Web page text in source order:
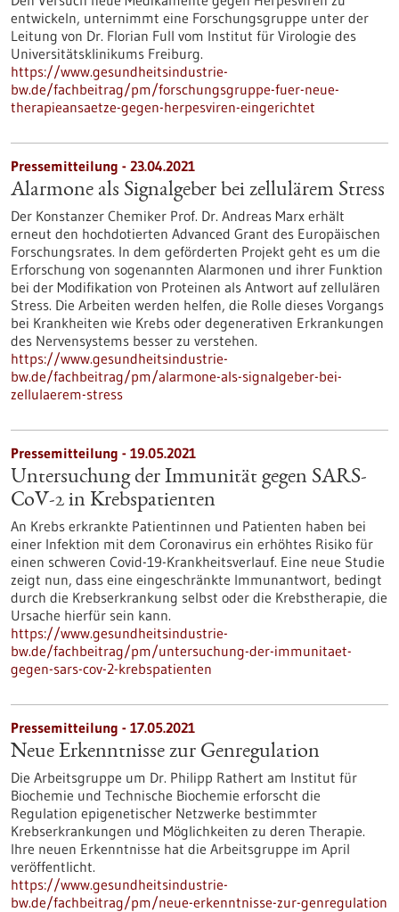
entwickeln, unternimmt eine Forschungsgruppe unter der
Leitung von Dr. Florian Full vom Institut für Virologie des
Universitätsklinikums Freiburg.
https://www.gesundheitsindustrie-
bw.de/fachbeitrag/pm/forschungsgruppe-fuer-neue-
therapieansaetze-gegen-herpesviren-eingerichtet
Pressemitteilung - 23.04.2021
Alarmone als Signalgeber bei zellulärem Stress
Der Konstanzer Chemiker Prof. Dr. Andreas Marx erhält
erneut den hochdotierten Advanced Grant des Europäischen
Forschungsrates. In dem geförderten Projekt geht es um die
Erforschung von sogenannten Alarmonen und ihrer Funktion
bei der Modifikation von Proteinen als Antwort auf zellulären
Stress. Die Arbeiten werden helfen, die Rolle dieses Vorgangs
bei Krankheiten wie Krebs oder degenerativen Erkrankungen
des Nervensystems besser zu verstehen.
https://www.gesundheitsindustrie-
bw.de/fachbeitrag/pm/alarmone-als-signalgeber-bei-
zellulaerem-stress
Pressemitteilung - 19.05.2021
Untersuchung der Immunität gegen SARS-
CoV-2 in Krebspatienten
An Krebs erkrankte Patientinnen und Patienten haben bei
einer Infektion mit dem Coronavirus ein erhöhtes Risiko für
einen schweren Covid-19-Krankheitsverlauf. Eine neue Studie
zeigt nun, dass eine eingeschränkte Immunantwort, bedingt
durch die Krebserkrankung selbst oder die Krebstherapie, die
Ursache hierfür sein kann.
https://www.gesundheitsindustrie-
bw.de/fachbeitrag/pm/untersuchung-der-immunitaet-
gegen-sars-cov-2-krebspatienten
Pressemitteilung - 17.05.2021
Neue Erkenntnisse zur Genregulation
Die Arbeitsgruppe um Dr. Philipp Rathert am Institut für
Biochemie und Technische Biochemie erforscht die
Regulation epigenetischer Netzwerke bestimmter
Krebserkrankungen und Möglichkeiten zu deren Therapie.
Ihre neuen Erkenntnisse hat die Arbeitsgruppe im April
veröffentlicht.
https://www.gesundheitsindustrie-
bw.de/fachbeitrag/pm/neue-erkenntnisse-zur-genregulation